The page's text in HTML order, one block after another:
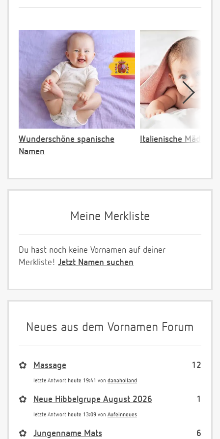
Wunderschöne spanische
Namen
Italienische
Meine Merkliste
Du hast noch keine Vornamen auf deiner
Merkliste! Jetzt Namen suchen
Neues aus dem Vornamen Forum
12
✿ Massage
letzte Antwort heute 19:41 von danaholland
1
✿ Neue Hibbelgrupe August 2026
letzte Antwort heute 13:09 von Aufeinneues
6
✿ Jungenname Mats